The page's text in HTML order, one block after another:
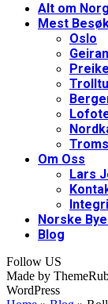
Alt om
Mest
Oslo
Om Oss
Lars
Norske
Blog
Follow US
Made by
WordPress